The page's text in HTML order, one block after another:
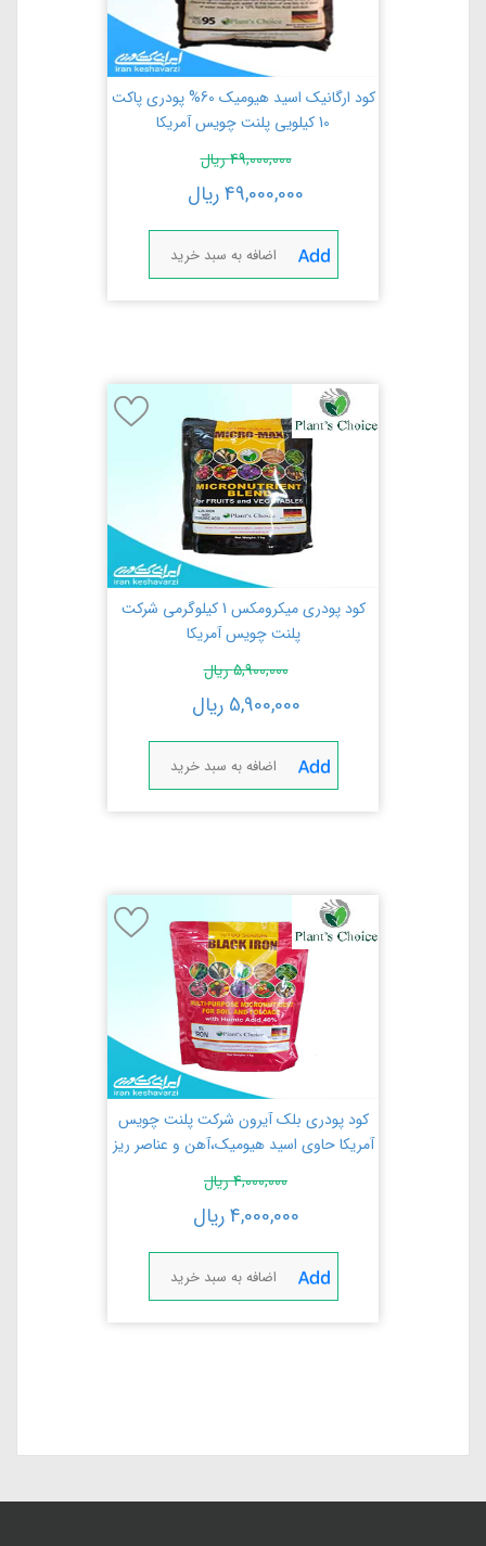
کود ارگانیک اسید هیومیک 60% پودری پاکت
10 کیلویی پلنت چویس آمریکا
49,000,000ریال
49,000,000ریال
اضافه به سبد خرید
کود پودری میکرومکس 1 کیلوگرمی شرکت
پلنت چویس آمریکا
5,900,000ریال
5,900,000 ریال
اضافه به سبد خرید
کود پودری بلک آیرون شرکت پلنت چویس
آمریکا حاوی اسید هیومیک،آهن و عناصر ریز
مغذی
4,000,000ریال
4,000,000ریال
اضافه به سبد خرید